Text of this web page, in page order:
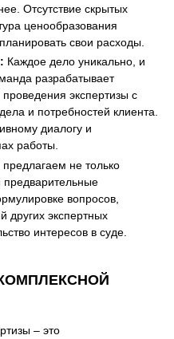
Отсутствие скрытых
ценообразования
свои расходы.
Каждое дело уникально, и
разрабатывает
экспертизы с
и потребностей клиента.
диалогу и
работы.
не только
предварительные
вопросов,
других экспертных
интересов в суде.
– это